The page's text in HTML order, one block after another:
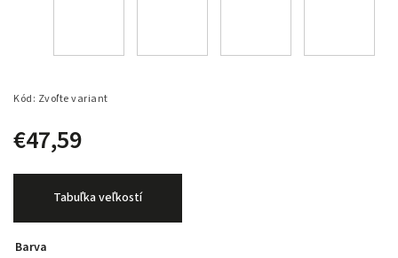
Kód: Zvoľte variant
€47,59
Tabuľka veľkostí
Barva